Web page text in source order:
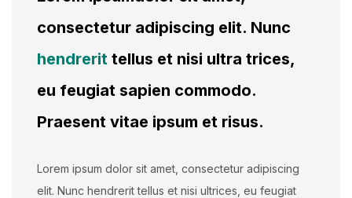
consectetur adipiscing elit. Nunc
hendrerit tellus et nisi ultra trices,
eu feugiat sapien commodo.
Praesent vitae ipsum et risus.
Lorem ipsum dolor sit amet, consectetur adipiscing
elit. Nunc hendrerit tellus et nisi ultrices, eu feugiat
Create an account